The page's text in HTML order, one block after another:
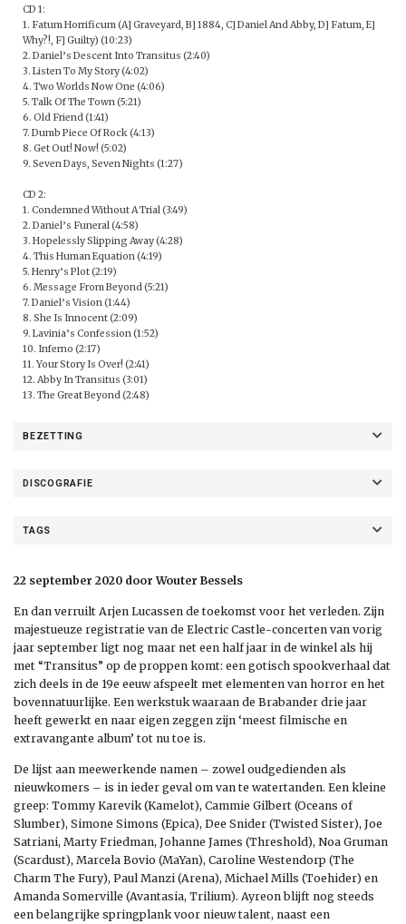
CD 1:
1. Fatum Horrificum (A] Graveyard, B] 1884, C] Daniel And Abby, D] Fatum, E]
Why?!, F] Guilty) (10:23)
2. Daniel’s Descent Into Transitus (2:40)
3. Listen To My Story (4:02)
4. Two Worlds Now One (4:06)
5. Talk Of The Town (5:21)
6. Old Friend (1:41)
7. Dumb Piece Of Rock (4:13)
8. Get Out! Now! (5:02)
9. Seven Days, Seven Nights (1:27)
CD 2:
1. Condemned Without A Trial (3:49)
2. Daniel’s Funeral (4:58)
3. Hopelessly Slipping Away (4:28)
4. This Human Equation (4:19)
5. Henry’s Plot (2:19)
6. Message From Beyond (5:21)
7. Daniel’s Vision (1:44)
8. She Is Innocent (2:09)
9. Lavinia’s Confession (1:52)
10. Inferno (2:17)
11. Your Story Is Over! (2:41)
12. Abby In Transitus (3:01)
13. The Great Beyond (2:48)
BEZETTING
DISCOGRAFIE
TAGS
22 september 2020 door Wouter Bessels
En dan verruilt Arjen Lucassen de toekomst voor het verleden. Zijn
majestueuze registratie van de Electric Castle-concerten van vorig
jaar september ligt nog maar net een half jaar in de winkel als hij
met “Transitus” op de proppen komt: een gotisch spookverhaal dat
zich deels in de 19e eeuw afspeelt met elementen van horror en het
bovennatuurlijke. Een werkstuk waaraan de Brabander drie jaar
heeft gewerkt en naar eigen zeggen zijn ‘meest filmische en
extravangante album’ tot nu toe is.
De lijst aan meewerkende namen – zowel oudgedienden als
nieuwkomers – is in ieder geval om van te watertanden. Een kleine
greep: Tommy Karevik (Kamelot), Cammie Gilbert (Oceans of
Slumber), Simone Simons (Epica), Dee Snider (Twisted Sister), Joe
Satriani, Marty Friedman, Johanne James (Threshold), Noa Gruman
(Scardust), Marcela Bovio (MaYan), Caroline Westendorp (The
Charm The Fury), Paul Manzi (Arena), Michael Mills (Toehider) en
Amanda Somerville (Avantasia, Trilium). Ayreon blijft nog steeds
een belangrijke springplank voor nieuw talent, naast een